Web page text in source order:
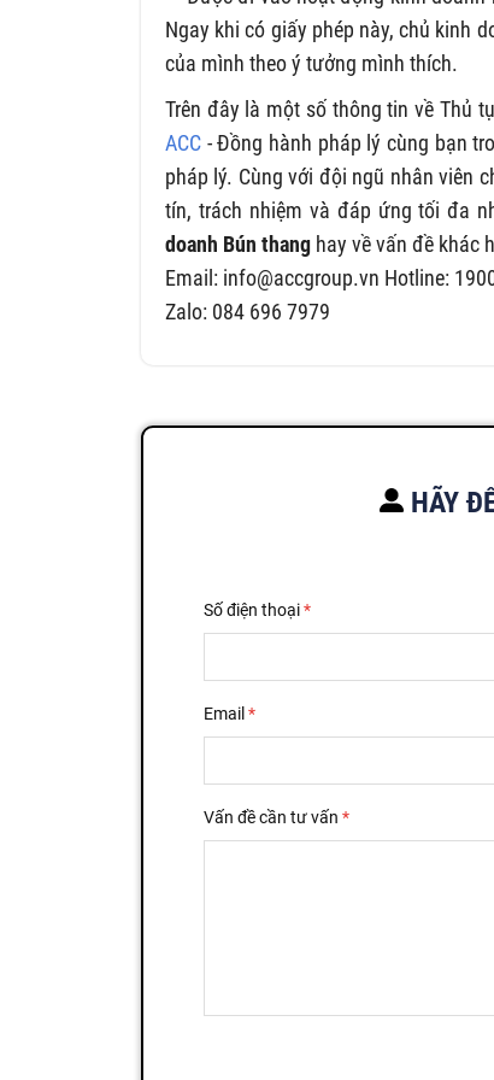
Ngay khi có giấy phép này, chủ kinh
của mình theo ý tưởng mình thích.
Trên đây là một số thông tin về Thủ
ACC - Đồng hành pháp lý cùng bạn
pháp lý. Cùng với đội ngũ nhân viên
tín, trách nhiệm và đáp ứng tối đa
doanh Bún thang hay về vấn đề khác
Email: info@accgroup.vn Hotline:
Zalo: 084 696 7979
HÃY